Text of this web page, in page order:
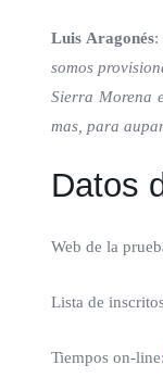
Luis Aragonés:
somos
Sierra Morena
mas, para
Datos
Web de la
Lista de
Tiempos on-line: